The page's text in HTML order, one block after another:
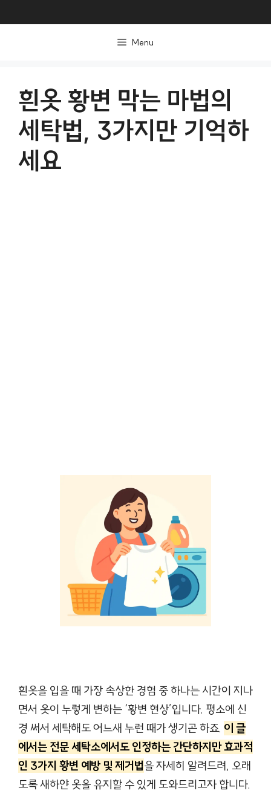
Menu
흰옷 황변 막는 마법의
세탁법, 3가지만 기억하
세요
흰옷을 입을 때 가장 속상한 경험 중 하나는 시간이 지나
면서 옷이 누렇게 변하는 ‘황변 현상’입니다. 평소에 신
경 써서 세탁해도 어느새 누런 때가 생기곤 하죠. 이 글
에서는 전문 세탁소에서도 인정하는 간단하지만 효과적
인 3가지 황변 예방 및 제거법을 자세히 알려드려, 오래
도록 새하얀 옷을 유지할 수 있게 도와드리고자 합니다.